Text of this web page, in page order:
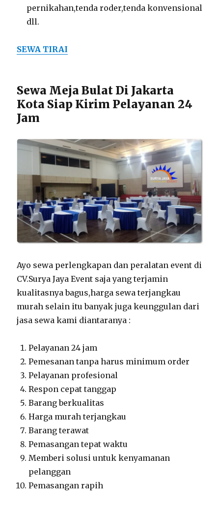
pernikahan,tenda roder,tenda konvensional
dll.
SEWA TIRAI
Sewa Meja Bulat Di Jakarta
Kota Siap Kirim Pelayanan 24
Jam
Ayo sewa perlengkapan dan peralatan event di
CV.Surya Jaya Event saja yang terjamin
kualitasnya bagus,harga sewa terjangkau
murah selain itu banyak juga keunggulan dari
jasa sewa kami diantaranya :
Pelayanan 24 jam
Pemesanan tanpa harus minimum order
Pelayanan profesional
Respon cepat tanggap
Barang berkualitas
Harga murah terjangkau
Barang terawat
Pemasangan tepat waktu
Memberi solusi untuk kenyamanan
pelanggan
Pemasangan rapih